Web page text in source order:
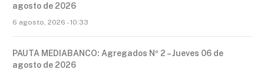
agosto de 2026
6 agosto, 2026 - 10:33
PAUTA MEDIABANCO: Agregados Nº 2 – Jueves 06 de
agosto de 2026